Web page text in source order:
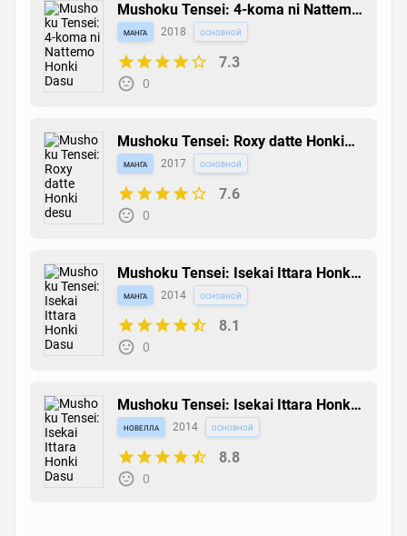
Mushoku Tensei: 4-koma ni Nattemo
Honki Dasu
манга 2018 основной
7.3
0
Mushoku Tensei: Roxy datte Honki
desu
манга 2017 основной
7.6
0
Mushoku Tensei: Isekai Ittara Honki
Dasu
манга 2014 основной
8.1
0
Mushoku Tensei: Isekai Ittara Honki
Dasu
новелла 2014 основной
8.8
0